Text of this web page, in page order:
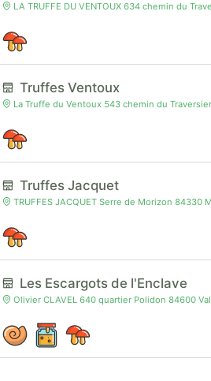
LA TRUFFE DU VENTOUX 634 chemin du
Truffes Ventoux
La Truffe du Ventoux 543 chemin du
Truffes Jacquet
TRUFFES JACQUET Serre de Morizon 84330
Les Escargots de l'Enclave
Olivier CLAVEL 640 quartier Polidon 84600